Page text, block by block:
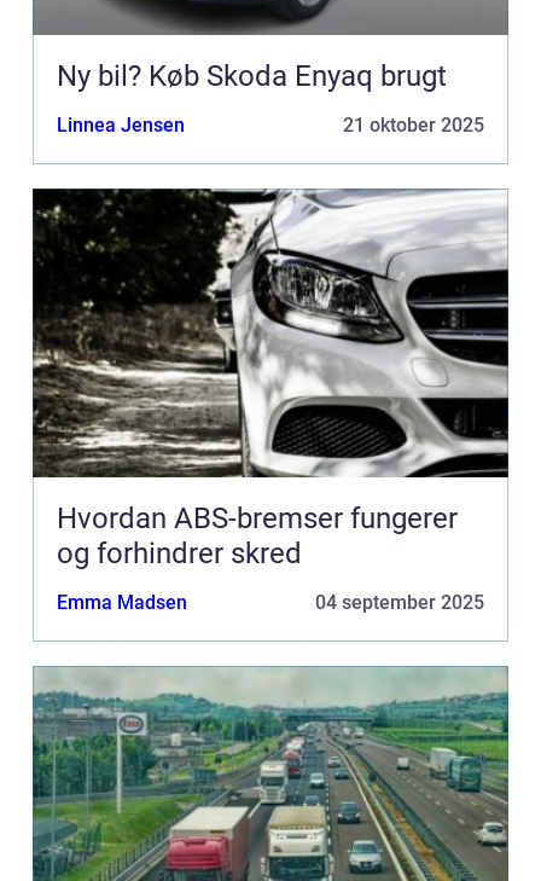
Ny bil? Køb Skoda Enyaq brugt
Linnea Jensen 21 oktober 2025
Hvordan ABS-bremser fungerer
og forhindrer skred
Emma Madsen 04 september 2025